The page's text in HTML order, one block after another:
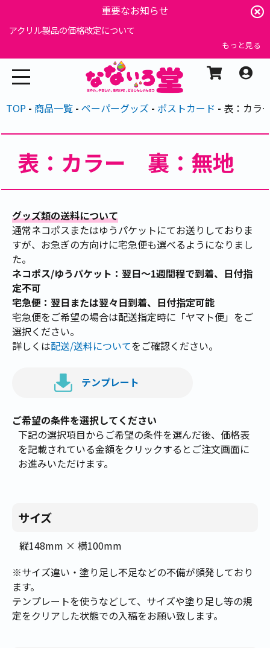
重要なお知らせ
アクリル製品の価格改定について
もっと見る
TOP 商品一覧 ペーパーグッズ ポストカード 表：カラ
表：カラー 裏：無地
グッズ類の送料について
通常ネコポスまたはゆうパケットにてお送りしておりま
すが、お急ぎの方向けに宅急便も選べるようになりまし
た。
ネコポス/ゆうパケット：翌日～1週間程で到着、日付指
定不可
宅急便：翌日または翌々日到着、日付指定可能
宅急便をご希望の場合は配送指定時に「ヤマト便」をご
選択ください。
詳しくは配送/送料についてをご確認ください。
テンプレート
ご希望の条件を選択してください
下記の選択項目からご希望の条件を選んだ後、価格表
を記載されている金額をクリックするとご注文画面に
お進みいただけます。
サイズ
縦148mm × 横100mm
※サイズ違い・塗り足し不足などの不備が頻発しており
ます。
テンプレートを使うなどして、サイズや塗り足し等の規
定をクリアした状態での入稿をお願い致します。